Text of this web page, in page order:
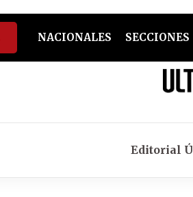
NACIONALES SECCIONES
Editorial